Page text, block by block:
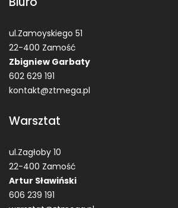
ul.Zamoyskiego 51
22-400 Zamość
Zbigniew Garbaty
602 629 191
kontakt@ztmega.pl
Warsztat
ul.Zagłoby 10
22-400 Zamość
Artur Sławiński
606 239 191